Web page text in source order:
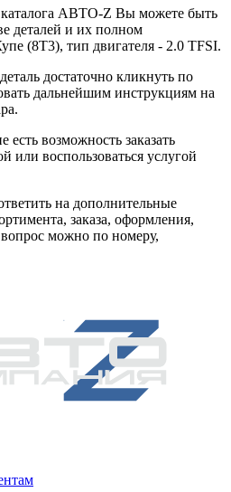
каталога АВТО-Z Вы можете быть
деталей и их полном
(8T3), тип двигателя - 2.0 TFSI.
достаточно кликнуть по
дальнейшим инструкциям на
возможность заказать
или воспользоваться услугой
на дополнительные
заказа, оформления,
можно по номеру,